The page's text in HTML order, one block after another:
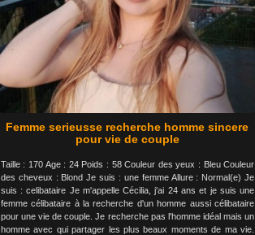
Femme serieusse recherche homme sincere
pour vie de couple
Taille : 170 Age : 24 Poids : 58 Couleur des yeux : Bleu Couleur
des cheveux : Blond Je suis : une femme Allure : Normal(e) Je
suis : celibataire Je m'appelle Cécilia, j'ai 24 ans et je suis une
femme célibataire à la recherche d'un homme aussi célibataire
pour une vie de couple. Je recherche pas l'homme idéal mais un
homme avec qui partager les plus beaux moments de ma vie.